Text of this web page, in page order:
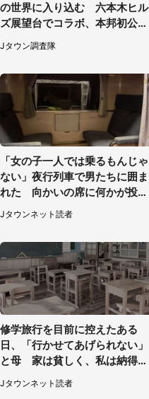
の世界に入り込む 六本木ヒル
ズ展望台でコラボ、本邦初公開
の「猫猫像」も【8／1～10／2
6】
Jタウン調査隊
「女の子一人では乗るもんじゃ
ない」夜行列車で男たちに囲ま
れた 向かいの席に何かが投げ
られて（秋田県・60代女性）
Jタウンネット読者
修学旅行を目前に控えたある
日、「行かせてあげられない」
と母 家は貧しく、私は納得し
たけれど...（北海道・70代以上
女性）
Jタウンネット読者